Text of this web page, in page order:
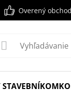
Overený obchod
STAVEBNÍKOM